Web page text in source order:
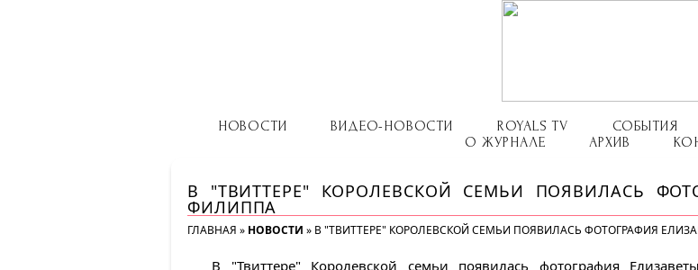
НОВОСТИ ВИДЕО-НОВОСТИ ROYALS TV СОБЫТИЯ
О ЖУРНАЛЕ
АРХИВ
В "ТВИТТЕРЕ" КОРОЛЕВСКОЙ СЕМЬИ ПОЯВИЛАСЬ
ФИЛИППА
ГЛАВНАЯ » НОВОСТИ » В "ТВИТТЕРЕ" КОРОЛЕВСКОЙ СЕМЬИ ПОЯВИЛАСЬ ФОТОГРАФИЯ
В "Твиттере" Королевской семьи появилась фотография